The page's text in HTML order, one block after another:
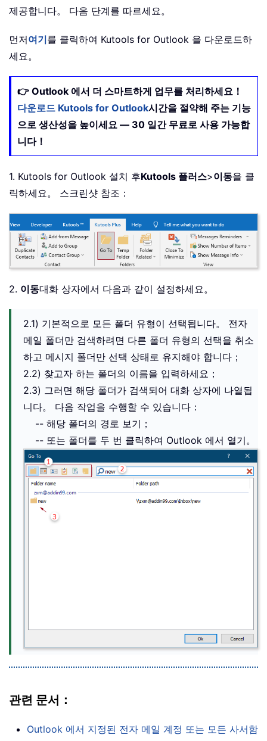
제공합니다。 다음 단계를 따르세요。
먼저여기를 클릭하여 Kutools for Outlook 을 다운로드하
세요。
👉 Outlook 에서 더 스마트하게 업무를 처리하세요！
다운로드 Kutools for Outlook시간을 절약해 주는 기능
으로 생산성을 높이세요 — 30 일간 무료로 사용 가능합
니다！
1. Kutools for Outlook 설치 후Kutools 플러스>이동을 클
릭하세요。 스크린샷 참조：
2. 이동대화 상자에서 다음과 같이 설정하세요。
2.1) 기본적으로 모든 폴더 유형이 선택됩니다。 전자
메일 폴더만 검색하려면 다른 폴더 유형의 선택을 취소
하고 메시지 폴더만 선택 상태로 유지해야 합니다；
2.2) 찾고자 하는 폴더의 이름을 입력하세요；
2.3) 그러면 해당 폴더가 검색되어 대화 상자에 나열됩
니다。 다음 작업을 수행할 수 있습니다：
-- 해당 폴더의 경로 보기；
-- 또는 폴더를 두 번 클릭하여 Outlook 에서 열기。
관련 문서：
Outlook 에서 지정된 전자 메일 계정 또는 모든 사서함